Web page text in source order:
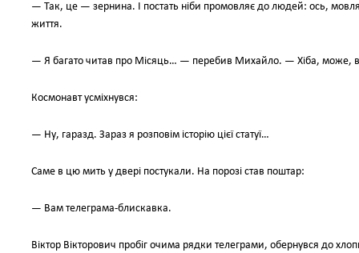
— Так, це — зернина. І постать ніби промовляє до людей: ось,
життя.
— Я багато читав про Місяць… — перебив Михайло. — Хіба, може,
Космонавт усміхнувся:
— Ну, гаразд. Зараз я розповім історію цієї статуї…
Саме в цю мить у двері постукали. На порозі став поштар:
— Вам телеграма-блискавка.
Віктор Вікторович пробіг очима рядки телеграми, обернувся до